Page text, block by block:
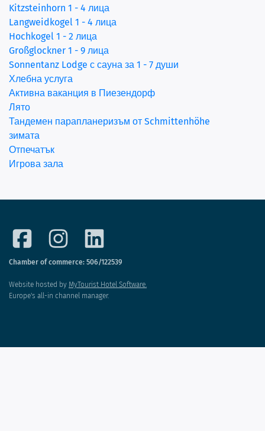
Kitzsteinhorn 1 - 4 лица
Langweidkogel 1 - 4 лица
Hochkogel 1 - 2 лица
Großglockner 1 - 9 лица
Sonnentanz Lodge с сауна за 1 - 7 души
Хлебна услуга
Активна ваканция в Пиезендорф
Лято
Тандемен парапланеризъм от Schmittenhöhe
зимата
Отпечатък
Игрова зала
Chamber of commerce: 506/122539
Website hosted by MyTourist Hotel Software.
Europe's all-in channel manager.